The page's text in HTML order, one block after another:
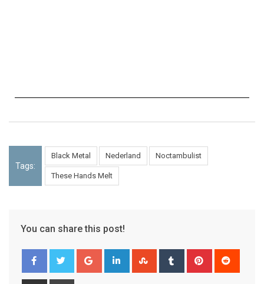
Tags:
Black Metal Nederland Noctambulist
These Hands Melt
You can share this post!